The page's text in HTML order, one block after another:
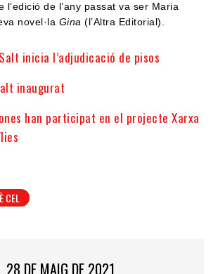
l’edició de l’any passat va ser Maria
novel·la Gina (l’Altra Editorial).
inicia l’adjudicació de pisos
inaugurat
han participat en el projecte Xarxa
CEL
28 DE MAIG DE 2021